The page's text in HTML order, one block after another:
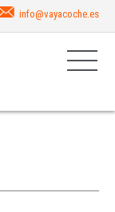
info@vayacoche.es